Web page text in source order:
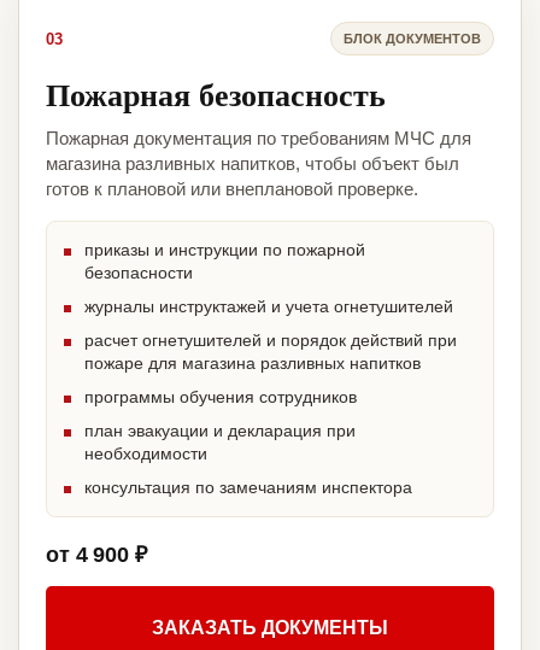
03 БЛОК ДОКУМЕНТОВ
Пожарная безопасность
Пожарная документация по требованиям МЧС для
магазина разливных напитков, чтобы объект был
готов к плановой или внеплановой проверке.
приказы и инструкции по пожарной
безопасности
журналы инструктажей и учета огнетушителей
расчет огнетушителей и порядок действий при
пожаре для магазина разливных напитков
программы обучения сотрудников
план эвакуации и декларация при
необходимости
консультация по замечаниям инспектора
от 4 900 ₽
ЗАКАЗАТЬ ДОКУМЕНТЫ